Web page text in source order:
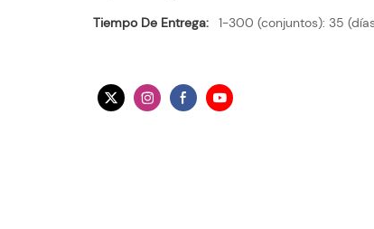
Tiempo De Entrega:
1-300 (conjuntos): 35